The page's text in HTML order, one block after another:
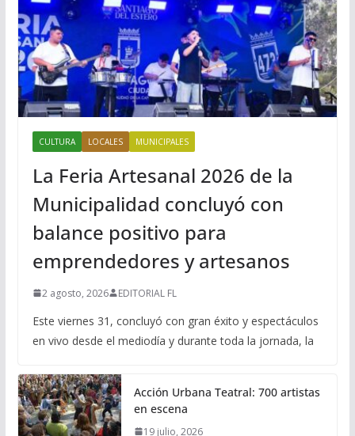
CULTURA LOCALES MUNICIPALES
La Feria Artesanal 2026 de la
Municipalidad concluyó con
balance positivo para
emprendedores y artesanos
2 agosto, 2026 EDITORIAL FL
Este viernes 31, concluyó con gran éxito y espectáculos
en vivo desde el mediodía y durante toda la jornada, la
Acción Urbana Teatral: 700 artistas
en escena
19 julio, 2026